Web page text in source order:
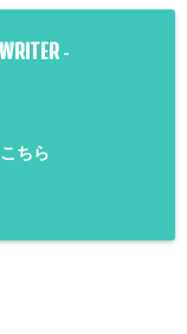
WRITER-
ちら